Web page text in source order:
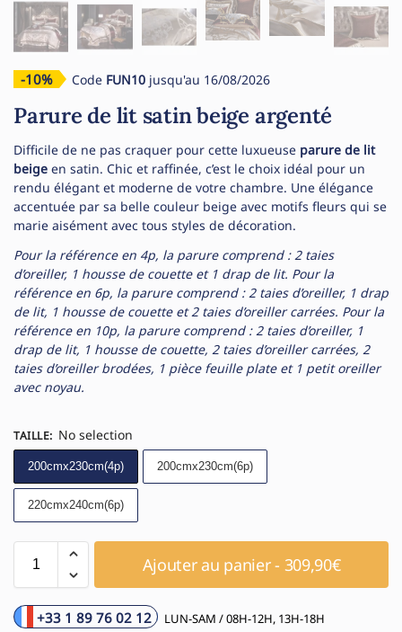
-10% Code FUN10 jusqu'au 16/08/2026
Parure de lit satin beige argenté
Difficile de ne pas craquer pour cette luxueuse parure de lit
beige en satin. Chic et raffinée, c’est le choix idéal pour un
rendu élégant et moderne de votre chambre. Une élégance
accentuée par sa belle couleur beige avec motifs fleurs qui se
marie aisément avec tous styles de décoration.
Pour la référence en 4p, la parure comprend : 2 taies
d’oreiller, 1 housse de couette et 1 drap de lit. Pour la
référence en 6p, la parure comprend : 2 taies d’oreiller, 1 drap
de lit, 1 housse de couette et 2 taies d’oreiller carrées. Pour la
référence en 10p, la parure comprend : 2 taies d’oreiller, 1
drap de lit, 1 housse de couette, 2 taies d’oreiller carrées, 2
taies d’oreiller brodées, 1 pièce feuille plate et 1 petit oreiller
avec noyau.
TAILLE: No selection
200cmx230cm(4p) 200cmx230cm(6p)
220cmx240cm(6p)
Ajouter au panier - 309,90€
+33 1 89 76 02 12
LUN-SAM / 08H-12H, 13H-18H